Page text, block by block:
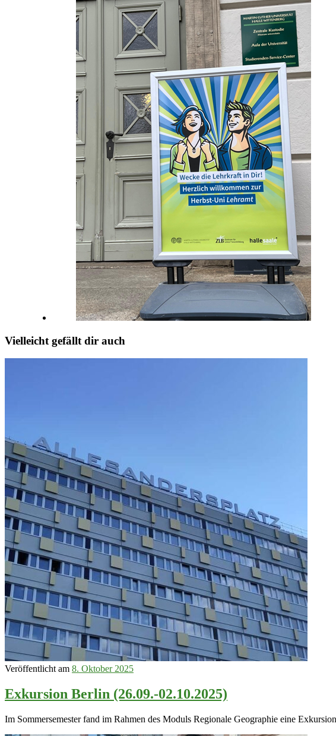
Vielleicht gefällt dir auch
Veröffentlicht am 8. Oktober 2025
Exkursion Berlin (26.09.-02.10.2025)
Im Sommersemester fand im Rahmen des Moduls Regionale Geographie eine